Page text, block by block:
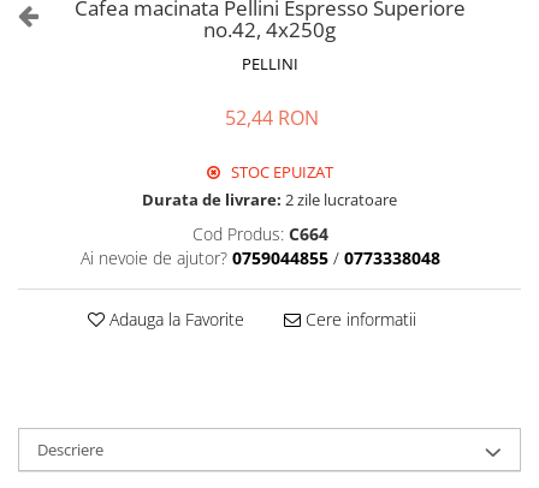
Cafea macinata Pellini Espresso Superiore
no.42, 4x250g
PELLINI
52,44 RON
STOC EPUIZAT
Durata de livrare: 2 zile lucratoare
Cod Produs: C664
Ai nevoie de ajutor? 0759044855 / 0773338048
Adauga la Favorite Cere informatii
Descriere